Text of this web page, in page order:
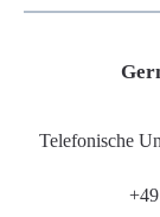
Telefonische